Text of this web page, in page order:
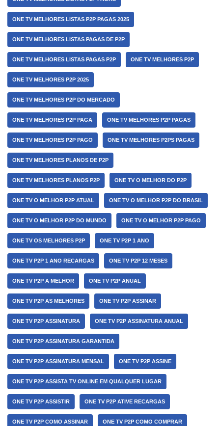
ONE TV MELHORES LISTAS P2P PAGAS 2025
ONE TV MELHORES LISTAS PAGAS DE P2P
ONE TV MELHORES LISTAS PAGAS P2P ONE TV MELHORES P2P
ONE TV MELHORES P2P 2025
ONE TV MELHORES P2P DO MERCADO
ONE TV MELHORES P2P PAGA ONE TV MELHORES P2P PAGAS
ONE TV MELHORES P2P PAGO ONE TV MELHORES P2PS PAGAS
ONE TV MELHORES PLANOS DE P2P
ONE TV MELHORES PLANOS P2P ONE TV O MELHOR DO P2P
ONE TV O MELHOR P2P ATUAL ONE TV O MELHOR P2P DO BRASIL
ONE TV O MELHOR P2P DO MUNDO ONE TV O MELHOR P2P PAGO
ONE TV OS MELHORES P2P ONE TV P2P 1 ANO
ONE TV P2P 1 ANO RECARGAS ONE TV P2P 12 MESES
ONE TV P2P A MELHOR ONE TV P2P ANUAL
ONE TV P2P AS MELHORES ONE TV P2P ASSINAR
ONE TV P2P ASSINATURA ONE TV P2P ASSINATURA ANUAL
ONE TV P2P ASSINATURA GARANTIDA
ONE TV P2P ASSINATURA MENSAL ONE TV P2P ASSINE
ONE TV P2P ASSISTA TV ONLINE EM QUALQUER LUGAR
ONE TV P2P ASSISTIR ONE TV P2P ATIVE RECARGAS
ONE TV P2P COMO ASSINAR ONE TV P2P COMO COMPRAR